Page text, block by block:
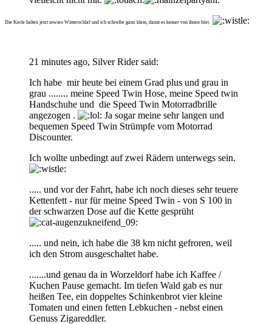
Die Kerle halten jetzt sowieo Winterschlaf und ich schreibe ganz klein, damit es keiner von ihnen hört.
21 minutes ago, Silver Rider said:
Ich habe mir heute bei einem Grad plus und grau in
grau ........ meine Speed Twin Hose, meine Speed twin
Handschuhe und die Speed Twin Motorradbrille
angezogen .
Ja sogar meine sehr langen und
bequemen Speed Twin Strümpfe vom Motorrad
Discounter.
Ich wollte unbedingt auf zwei Rädern unterwegs sein.
..... und vor der Fahrt, habe ich noch dieses sehr teuere
Kettenfett - nur für meine Speed Twin - von S 100 in
der schwarzen Dose auf die Kette gesprüht
..... und nein, ich habe die 38 km nicht gefroren, weil
ich den Strom ausgeschaltet habe.
.......und genau da in Worzeldorf habe ich Kaffee /
Kuchen Pause gemacht. Im tiefen Wald gab es nur
heißen Tee, ein doppeltes Schinkenbrot vier kleine
Tomaten und einen fetten Lebkuchen - nebst einen
Genuss Zigareddler.